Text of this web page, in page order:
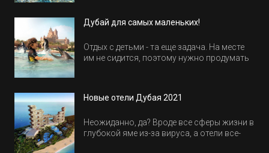
Дубай для самых маленьких!
Отдых с детьми - та еще задача. На месте
им не сидится, поэтому нужно продумать
Новые отели Дубая 2021
Неожиданно, да? Вроде все сферы жизни в
глубокой яме из-за вируса, а отели все-